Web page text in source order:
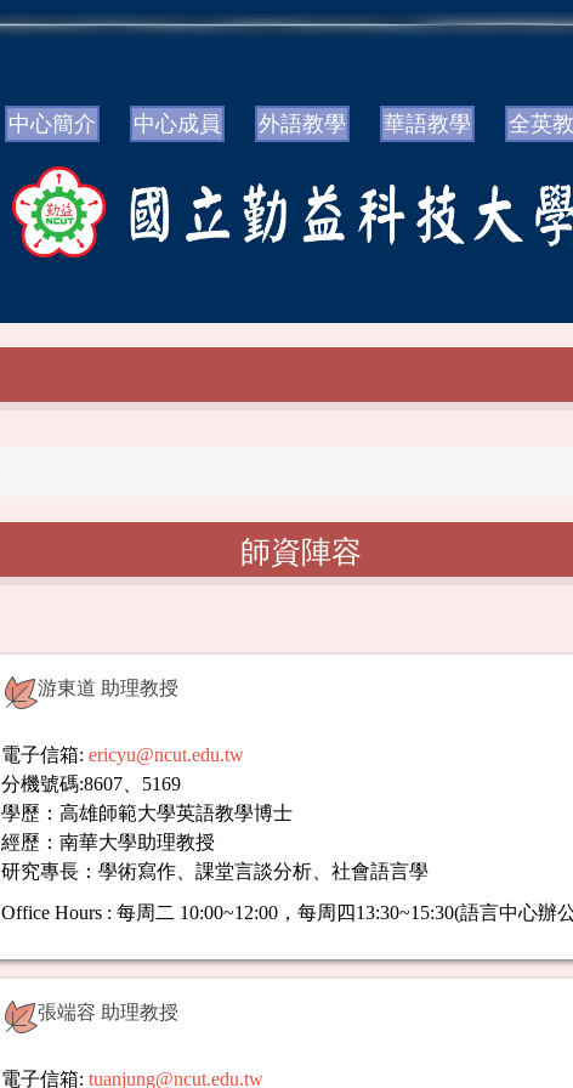
中心簡介 中心成員 外語教學 華語教學 全英
師資陣容
游東道 助理教授
電子信箱: ericyu@ncut.edu.tw
分機號碼:8607、5169
學歷： 高雄師範大學英語教學博士
經歷：南華大學助理教授
研究專長： 學術寫作、課堂言談分析、 社會語言學
Office Hours: 每周二 10:00~12:00，每周四13:30~15:30(語言中心辦
張端容 助理教授
電子信箱: tuanjung@ncut.edu.tw